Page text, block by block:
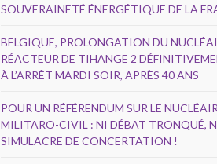
SOUVERAINETÉ ÉNERGÉTIQUE DE LA
BELGIQUE, PROLONGATION DU
RÉACTEUR DE TIHANGE 2
À L’ARRÊT MARDI SOIR, APRÈS 40 ANS
POUR UN RÉFÉRENDUM SUR LE
MILITARO-CIVIL : NI DÉBAT TRONQUÉ,
SIMULACRE DE CONCERTATION !